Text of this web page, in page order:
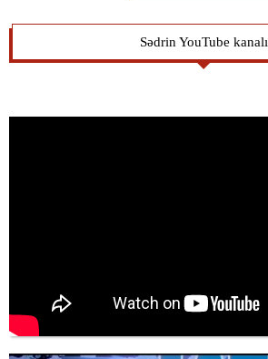
Sədrin YouTube kanalı